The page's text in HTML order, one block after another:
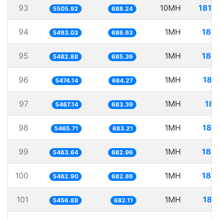
93 5505.92 688.24 10MH
94 5493.03 686.63 1MH
95 5482.88 685.36 1MH
96 5474.14 684.27 1MH
97 5467.14 683.39 1MH
98 5465.71 683.21 1MH
99 5463.64 682.96 1MH
100 5462.90 682.86 1MH
101 5456.88 682.11 1MH